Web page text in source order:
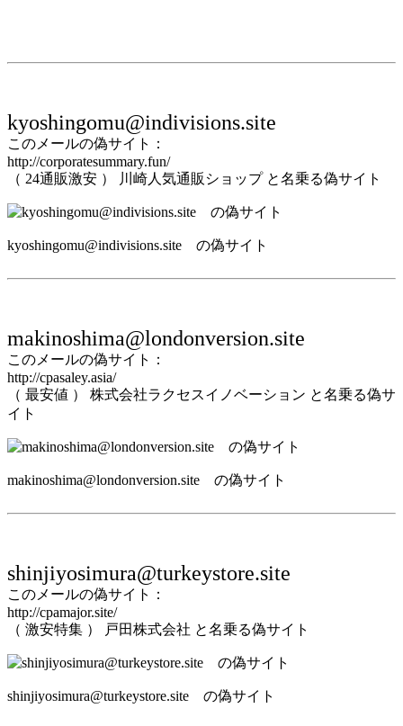
kyoshingomu@indivisions.site
このメールの偽サイト：
http://corporatesummary.fun/
（ 24通販激安 ） 川崎人気通販ショップ と名乗る偽サイト
kyoshingomu@indivisions.site の偽サイト
makinoshima@londonversion.site
このメールの偽サイト：
http://cpasaley.asia/
（ 最安値 ） 株式会社ラクセスイノベーション と名乗る偽サ
イト
makinoshima@londonversion.site の偽サイト
shinjiyosimura@turkeystore.site
このメールの偽サイト：
http://cpamajor.site/
（ 激安特集 ） 戸田株式会社 と名乗る偽サイト
shinjiyosimura@turkeystore.site の偽サイト